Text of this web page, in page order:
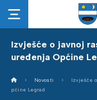
Izvješće o javnoj
uređenja Općine
Novosti
Izvješće
pćine Legrad